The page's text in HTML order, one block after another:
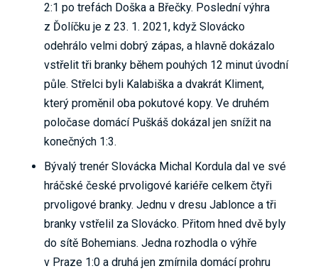
2:1 po trefách Doška a Břečky. Poslední výhra
z Ďolíčku je z 23. 1. 2021, když Slovácko
odehrálo velmi dobrý zápas, a hlavně dokázalo
vstřelit tři branky během pouhých 12 minut úvodní
půle. Střelci byli Kalabiška a dvakrát Kliment,
který proměnil oba pokutové kopy. Ve druhém
poločase domácí Puškáš dokázal jen snížit na
konečných 1:3.
Bývalý trenér Slovácka Michal Kordula dal ve své
hráčské české prvoligové kariéře celkem čtyři
prvoligové branky. Jednu v dresu Jablonce a tři
branky vstřelil za Slovácko. Přitom hned dvě byly
do sítě Bohemians. Jedna rozhodla o výhře
v Praze 1:0 a druhá jen zmírnila domácí prohru